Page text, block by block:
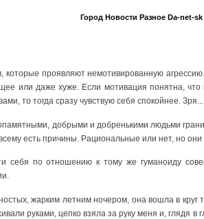
Город Новости Разное Da-net-sk
проявляют немотивированную
или даже хуже. Если мотивация понятна,
то тогда сразу чувствую себя спокойнее. Зря...
добрыми и добренькими людьми
есть причины. Рациональные или нет, но они
себя по отношению к тому же гуманоиду
жарким летним ночером, она вошла в круг
руками, цепко взяла за руку меня и, глядя в